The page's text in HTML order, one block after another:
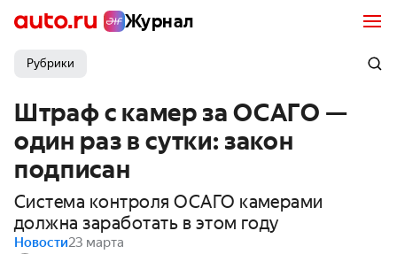
Журнал
Рубрики
Штраф с камер за ОСАГО —
один раз в сутки: закон
подписан
Система контроля ОСАГО камерами
должна заработать в этом году
Новости23 марта